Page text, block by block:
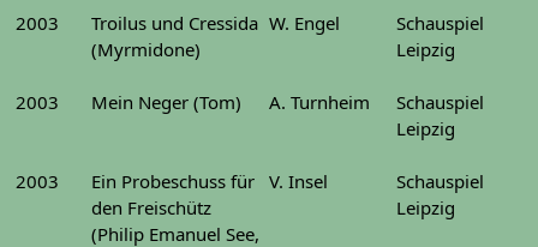
2003
Troilus und Cressida
(Myrmidone)
W. Engel
Schauspiel
Leipzig
2003 Mein Neger (Tom) A. Turnheim
Schauspiel
Leipzig
2003
Ein Probeschuss für
den Freischütz
(Philip Emanuel See,
V. Insel
Schauspiel
Leipzig